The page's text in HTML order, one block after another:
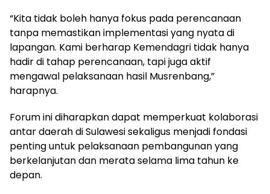
“Kita tidak boleh hanya fokus pada perencanaan
tanpa memastikan implementasi yang nyata di
lapangan. Kami berharap Kemendagri tidak hanya
hadir di tahap perencanaan, tapi juga aktif
mengawal pelaksanaan hasil Musrenbang,”
harapnya.
Forum ini diharapkan dapat memperkuat kolaborasi
antar daerah di Sulawesi sekaligus menjadi fondasi
penting untuk pelaksanaan pembangunan yang
berkelanjutan dan merata selama lima tahun ke
depan.